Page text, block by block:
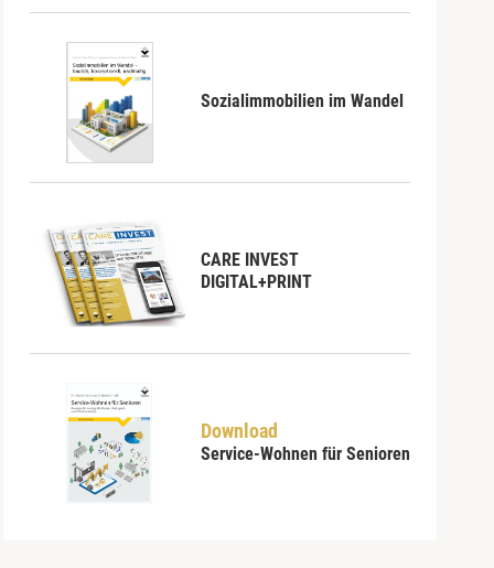
Sozialimmobilien im Wandel
CARE INVEST
DIGITAL+PRINT
Download
Service-Wohnen für Senioren